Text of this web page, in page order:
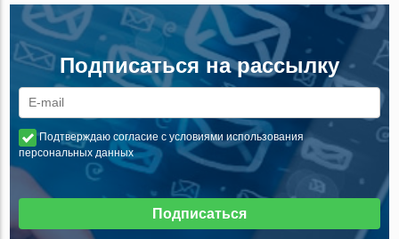
Подписаться на рассылку
Подтверждаю согласие с условиями использования
персональных данных
Подписаться